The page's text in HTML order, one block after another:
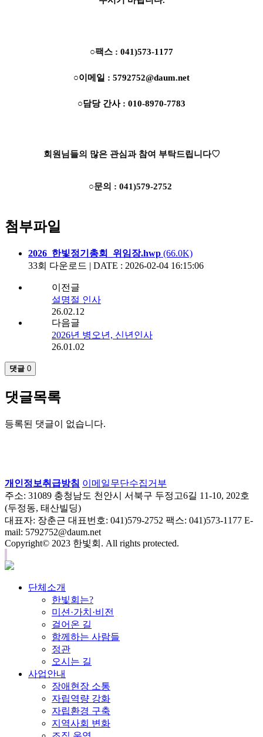
○팩스 : 041)573-1177
○이메일 : 5792752@daum.net
○담당 간사: 010-8970-7783
회원님들의 많은 관심과 참여 부탁드립니다♡
○문의 : 041)579-2752
첨부파일
2026_한빛정기총회_위임장.hwp (66.0K)
33회 다운로드 | DATE : 2026-02-04 16:15:06
이전글
설명절 인사
26.02.12
다음글
2026년 병오년, 신년인사
26.01.02
댓글 0
댓글목록
등록된 댓글이 없습니다.
개인정보취급방침 이메일무단수집거부
주소: 31089 충청남도 천안시 서북구 두정고6길 11-10, 202호
(두정동, 태산빌딩)
대표자: 장춘근 대표번호: 041)579-2752 팩스: 041)573-1177 E-
mail: 5792752@daum.net
Copyright© 2023 한빛회. All rights protected.
단체소개
한빛회는?
미션·가치·비전
걸어온 길
함께하는 사람들
정관
오시는 길
사업안내
장애현장 소통
자립역량 강화
자립환경 구축
지역사회 변화